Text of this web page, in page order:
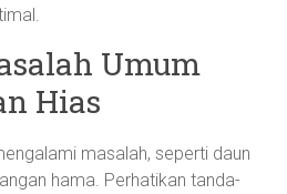
Umum
Hias
masalah, seperti daun
hama. Perhatikan tanda-